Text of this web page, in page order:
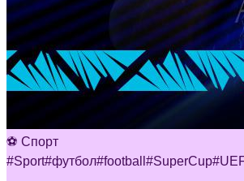
⚽ Спорт
#Sport#футбол#football #SuperCup#